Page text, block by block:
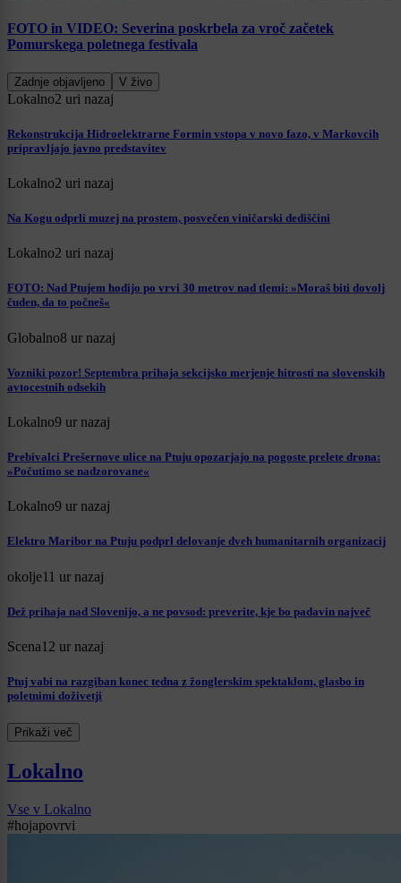
FOTO in VIDEO: Severina poskrbela za vroč začetek
Pomurskega poletnega festivala
Zadnje objavljeno V živo
Lokalno2 uri nazaj
Rekonstrukcija Hidroelektrarne Formin vstopa v novo fazo, v Markovcih
pripravljajo javno predstavitev
Lokalno2 uri nazaj
Na Kogu odprli muzej na prostem, posvečen viničarski dediščini
Lokalno2 uri nazaj
FOTO: Nad Ptujem hodijo po vrvi 30 metrov nad tlemi: »Moraš biti dovolj
čuden, da to počneš«
Globalno8 ur nazaj
Vozniki pozor! Septembra prihaja sekcijsko merjenje hitrosti na slovenskih
avtocestnih odsekih
Lokalno9 ur nazaj
Prebivalci Prešernove ulice na Ptuju opozarjajo na pogoste prelete drona:
»Počutimo se nadzorovane«
Lokalno9 ur nazaj
Elektro Maribor na Ptuju podprl delovanje dveh humanitarnih organizacij
okolje11 ur nazaj
Dež prihaja nad Slovenijo, a ne povsod: preverite, kje bo padavin največ
Scena12 ur nazaj
Ptuj vabi na razgiban konec tedna z žonglerskim spektaklom, glasbo in
poletnimi doživetji
Prikaži več
Lokalno
Vse v Lokalno
#hojapovrvi